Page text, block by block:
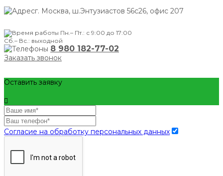
г. Москва, ш.Энтузиастов 56с26, офис 207
Пн.– Пт.: с 9:00 до 17:00
Сб.– Вс.: выходной
8 980 182-77-02
Заказать звонок
Оставить заявку
Согласие на обработку персональных данных